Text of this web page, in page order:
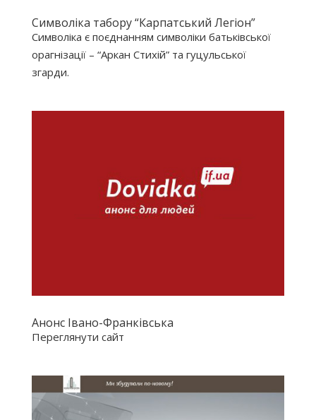
Символіка табору “Карпатський Легіон”
Символіка є поєднанням символіки батьківської
орагнізації – “Аркан Стихій” та гуцульської
згарди.
Анонс Івано-Франківська
Переглянути сайт